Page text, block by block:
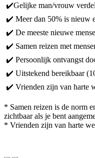
✔️Gelijke man/vrouw
✔️ Meer dan 50% is nieuw
✔️ De meeste nieuwe
✔️ Samen reizen met
✔️ Persoonlijk ontvangst
✔️ Uitstekend bereikbaar
✔️ Vrienden zijn van harte
* Samen reizen is de norm
zichtbaar als je bent
* Vrienden zijn van harte